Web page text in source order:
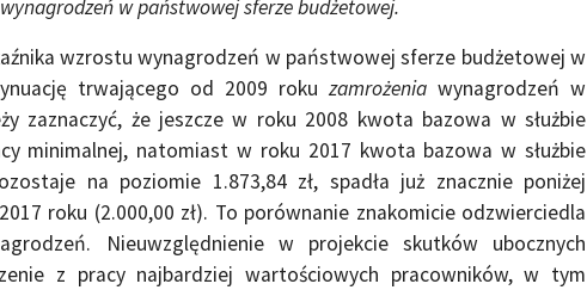
w państwowej sferze budżetowej.
wzrostu wynagrodzeń w państwowej sferze budżetowej w
trwającego od 2009 roku zamrożenia wynagrodzeń w
zaznaczyć, że jeszcze w roku 2008 kwota bazowa w służbie
minimalnej, natomiast w roku 2017 kwota bazowa w służbie
na poziomie 1.873,84 zł, spadła już znacznie poniżej
roku (2.000,00 zł). To porównanie znakomicie odzwierciedla
Nieuwzględnienie w projekcie skutków ubocznych
z pracy najbardziej wartościowych pracowników, w tym